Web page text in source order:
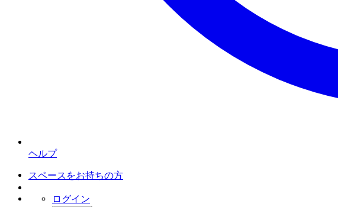
ヘルプ
スペースをお持ちの方
ログイン